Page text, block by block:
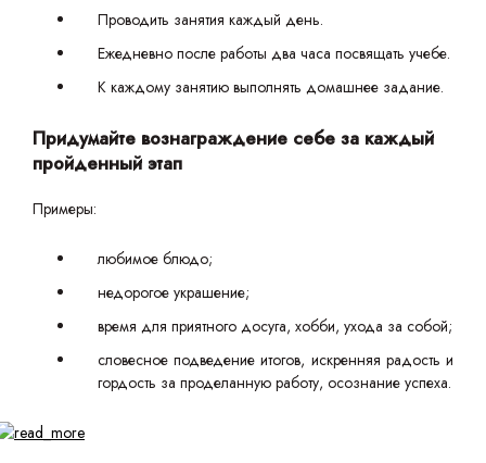
Проводить занятия каждый день.
Ежедневно после работы два часа посвящать учебе.
К каждому занятию выполнять домашнее задание.
Придумайте вознаграждение себе за каждый
пройденный этап
Примеры:
любимое блюдо;
недорогое украшение;
время для приятного досуга, хобби, ухода за собой;
словесное подведение итогов, искренняя радость и
гордость за проделанную работу, осознание успеха.